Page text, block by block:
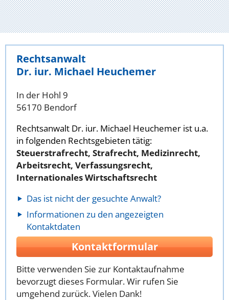
Rechtsanwalt
Dr. iur. Michael Heuchemer
In der Hohl 9
56170 Bendorf
Rechtsanwalt Dr. iur. Michael Heuchemer ist u.a.
in folgenden Rechtsgebieten tätig:
Steuerstrafrecht, Strafrecht, Medizinrecht,
Arbeitsrecht, Verfassungsrecht,
Internationales Wirtschaftsrecht
Das ist nicht der gesuchte Anwalt?
Informationen zu den angezeigten
Kontaktdaten
Kontaktformular
Bitte verwenden Sie zur Kontaktaufnahme
bevorzugt dieses Formular. Wir rufen Sie
umgehend zurück. Vielen Dank!